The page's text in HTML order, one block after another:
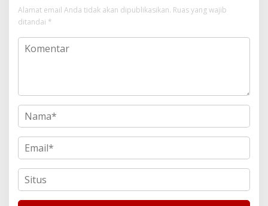
Alamat email Anda tidak akan dipublikasikan. Ruas yang wajib
ditandai *